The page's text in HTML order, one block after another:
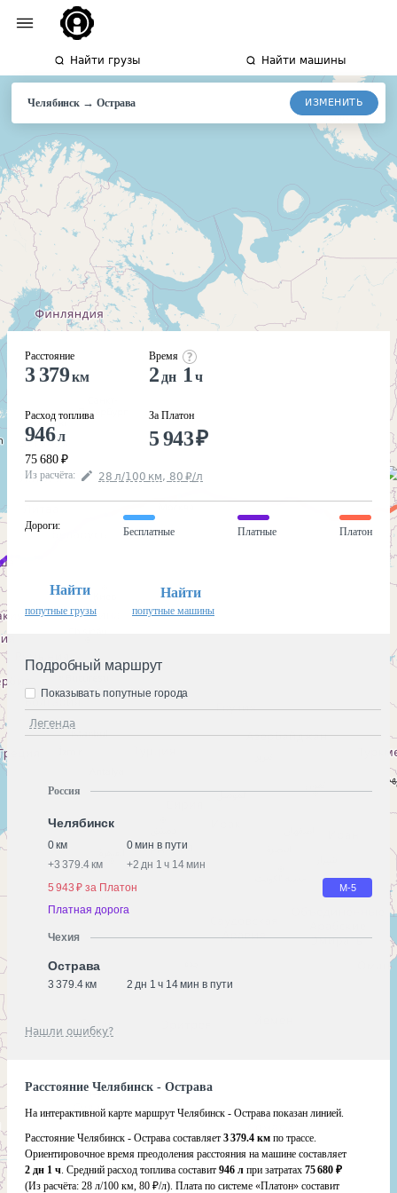
Найти грузы Найти машины
Челябинск → Острава ИЗМЕНИТЬ
Расстояние
3 379км
Расход топлива
946л
75 680 ₽
Время
2 дн 1 ч
За Платон
5 943₽
Из расчёта: 28 л/100 км, 80 ₽/л
Дороги:
Бесплатные Платные Платон
Найти
попутные грузы
Найти
попутные машины
Подробный маршрут
Легенда
Показывать попутные города
Россия
Челябинск
0 км
0 мин в пути
+3 379.4 км +2 дн 1 ч 14 мин
5 943 ₽ за Платон
М-5
Платная дорога
Чехия
Острава
3 379.4 км 2 дн 1 ч 14 мин в пути
Нашли ошибку?
Расстояние Челябинск - Острава
На интерактивной карте маршрут Челябинск - Острава показан линией.
Расстояние Челябинск - Острава составляет 3 379.4 км по трассе.
Ориентировочное время преодоления расстояния на машине составляет
2 дн 1 ч. Средний расход топлива составит 946 л при затратах 75 680 ₽
(Из расчёта: 28 л/100 км, 80 ₽/л). Плата по системе «Платон» составит